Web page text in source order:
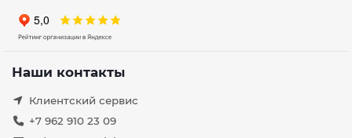
Наши контакты
Клиентский сервис
+7 962 910 23 09